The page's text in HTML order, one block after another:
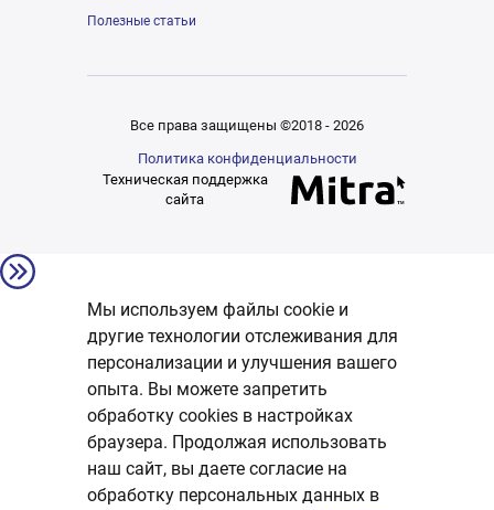
Полезные статьи
Все права защищены ©2018 - 2026
Политика конфиденциальности
Техническая поддержка
сайта
Мы используем файлы cookie и
другие технологии отслеживания для
персонализации и улучшения вашего
опыта. Вы можете запретить
обработку сookies в настройках
браузера. Продолжая использовать
наш сайт, вы даете согласие на
обработку персональных данных в